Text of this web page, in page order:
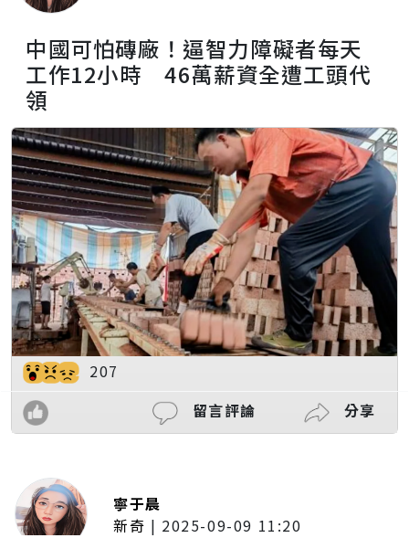
中國可怕磚廠！逼智力障礙者每天
工作12小時 46萬薪資全遭工頭代
領
207
留言評論
分享
寧于晨
新奇 | 2025-09-09 11:20